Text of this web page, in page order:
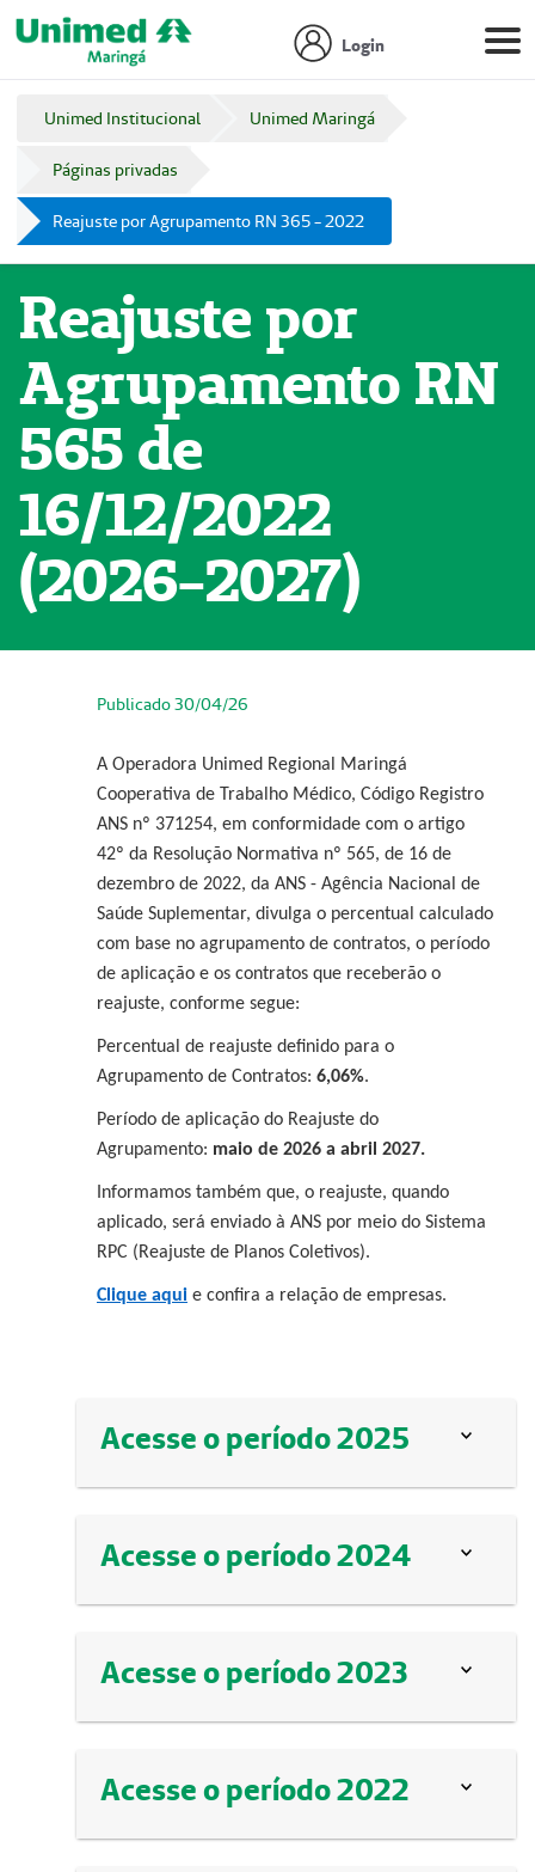
Login
Unimed Institucional Unimed Maringá
Páginas privadas
Reajuste por Agrupamento RN 365 - 2022
Reajuste por
Agrupamento RN
565 de
16/12/2022
(2026-2027)
Publicado 30/04/26
A Operadora Unimed Regional Maringá
Cooperativa de Trabalho Médico, Código Registro
ANS nº 371254, em conformidade com o artigo
42º da Resolução Normativa nº 565, de 16 de
dezembro de 2022, da ANS - Agência Nacional de
Saúde Suplementar, divulga o percentual calculado
com base no agrupamento de contratos, o período
de aplicação e os contratos que receberão o
reajuste, conforme segue:
Percentual de reajuste definido para o
Agrupamento de Contratos: 6,06%.
Período de aplicação do Reajuste do
Agrupamento: maio de 2026 a abril 2027.
Informamos também que, o reajuste, quando
aplicado, será enviado à ANS por meio do Sistema
RPC (Reajuste de Planos Coletivos).
Clique aqui e confira a relação de empresas.
Acesse o período 2025
Acesse o período 2024
Acesse o período 2023
Acesse o período 2022